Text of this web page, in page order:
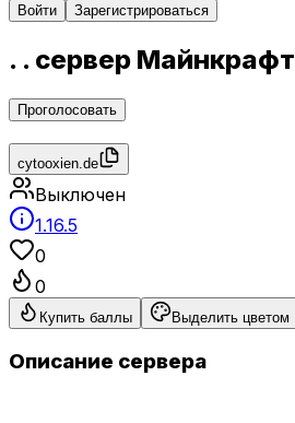
Войти Зарегистрироваться
. . сервер Майнкрафт
Проголосовать
cytooxien.de
Выключен
1.16.5
0
0
Купить баллы Выделить цветом
Описание сервера